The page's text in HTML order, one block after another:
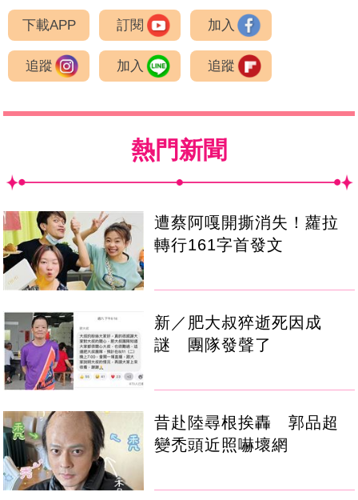
下載APP 訂閱 加入
追蹤 加入 追蹤
熱門新聞
遭蔡阿嘎開撕消失！蘿拉
轉行161字首發文
新／肥大叔猝逝死因成
謎 團隊發聲了
昔赴陸尋根挨轟 郭品超
變禿頭近照嚇壞網